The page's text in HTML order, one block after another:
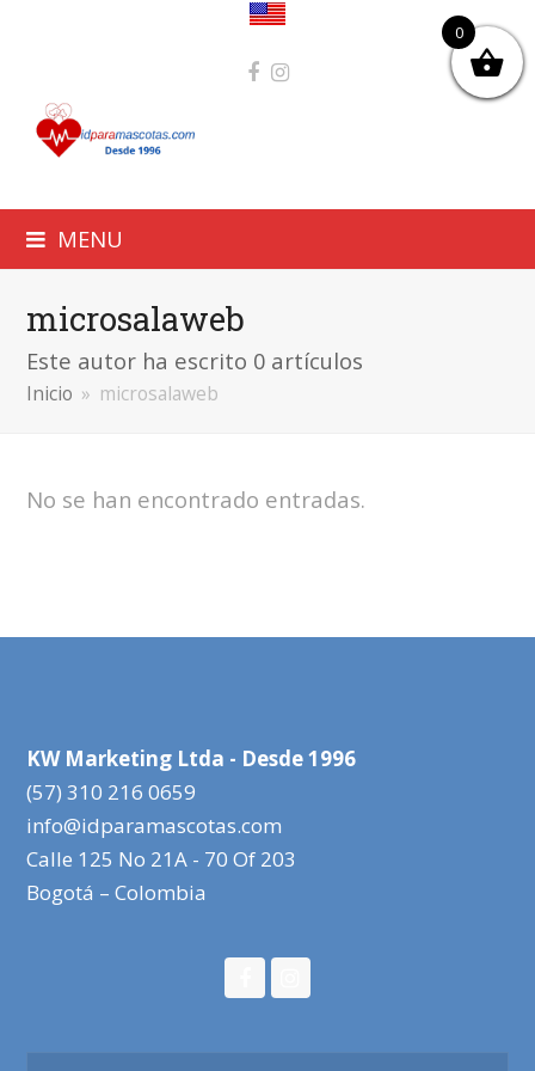
Facebook
Instagram
MENU
microsalaweb
Este autor ha escrito 0 artículos
Inicio » microsalaweb
No se han encontrado entradas.
KW Marketing Ltda - Desde 1996
(57) 310 216 0659
info@idparamascotas.com
Calle 125 No 21A - 70 Of 203
Bogotá – Colombia
0